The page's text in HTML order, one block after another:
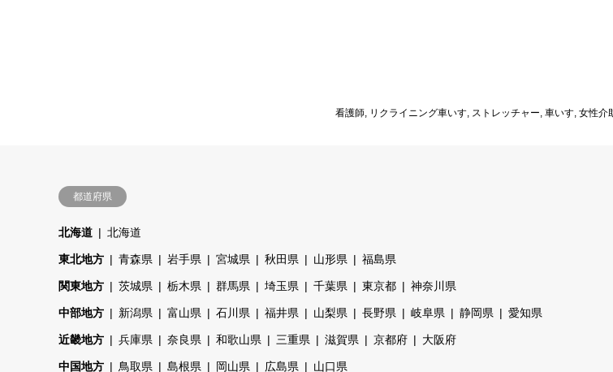
看護師, リクライニング車いす, ストレッチャー,車いす,女性介
都道府県
北海道 北海道
東北地方 青森県 岩手県 宮城県 秋田県 山形県 福島県
関東地方 茨城県 栃木県 群馬県 埼玉県 千葉県 東京都 神奈川県
中部地方 新潟県 富山県 石川県 福井県 山梨県 長野県 岐阜県 静岡県 愛知県
近畿地方 兵庫県 奈良県 和歌山県 三重県 滋賀県 京都府 大阪府
中国地方 鳥取県 島根県 岡山県 広島県 山口県